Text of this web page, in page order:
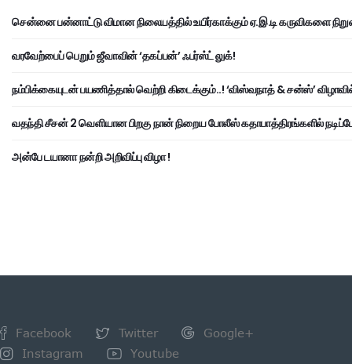
சென்னை பன்னாட்டு விமான நிலையத்தில் உயிர்காக்கும் ஏ.இ.டி கருவிகளை
வரவேற்பைப் பெறும் ஜீவாவின் ‘தகப்பன்’ ஃபர்ஸ்ட் லுக்!
நம்பிக்கையுடன் பயணித்தால் வெற்றி கிடைக்கும்..! ‘விஸ்வநாத் & சன்ஸ்’
வதந்தி சீசன் 2 வெளியான பிறகு நான் நிறைய போலீஸ் கதாபாத்திரங்களில்
அன்பே டயானா நன்றி அறிவிப்பு விழா !
Facebook Twitter
Google+
Instagram
Youtube